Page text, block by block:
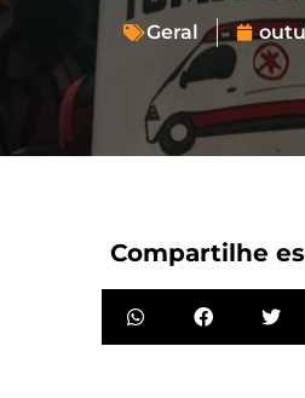
Geral
Compartilhe